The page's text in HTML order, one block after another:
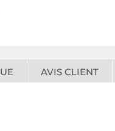
AVIS CLIENT